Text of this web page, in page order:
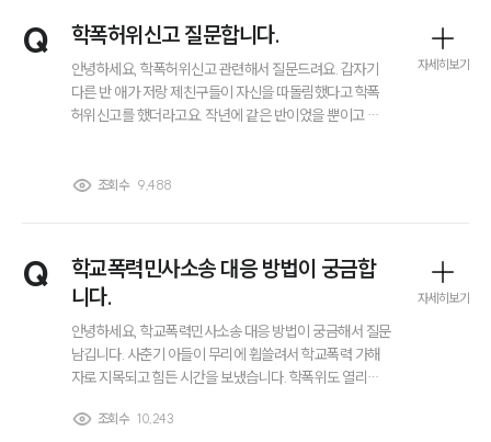
Q 학폭허위신고 질문합니다.
안녕하세요, 학폭허위신고 관련해서 질문드려요. 갑자기
다른 반 애가 저랑 제친구들이 자신을 따돌림했다고 학폭
허위신고를 했더라고요. 작년에 같은 반이었을 뿐이고 친
요. 저 정말 억울한데 뭐 어떻게 증명해야 할까요??
조회수 9,488
자세히보기
Q
학교폭력민사소송 대응 방법이 궁금합
니다.
안녕하세요, 학교폭력민사소송 대응 방법이 궁금해서 질문
남깁니다. 사춘기 아들이 무리에 휩쓸려서 학교폭력 가해
자로 지목되고 힘든 시간을 보냈습니다. 학폭위도 열리고..
폭력민사소송을 건다고 하더라고요. 보통 손해배상 얼마나
조회수 10,243
자세히보기